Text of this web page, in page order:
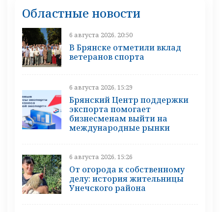
Областные новости
6 августа 2026, 20:50
В Брянске отметили вклад
ветеранов спорта
6 августа 2026, 15:29
Брянский Центр поддержки
экспорта помогает
бизнесменам выйти на
международные рынки
6 августа 2026, 15:26
От огорода к собственному
делу: история жительницы
Унечского района